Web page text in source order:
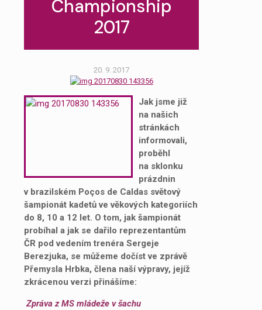
Championship
2017
20. 9. 2017
Jak jsme již
na našich
stránkách
informovali,
proběhl
na sklonku
prázdnin
v brazilském Poços de Caldas světový
šampionát kadetů ve věkových kategoriích
do 8, 10 a 12 let. O tom, jak šampionát
probíhal a jak se dařilo reprezentantům
ČR pod vedením trenéra Sergeje
Berezjuka, se můžeme dočíst ve zprávě
Přemysla Hrbka, člena naší výpravy, jejíž
zkrácenou verzi přinášíme:
Zpráva z MS mládeže v šachu